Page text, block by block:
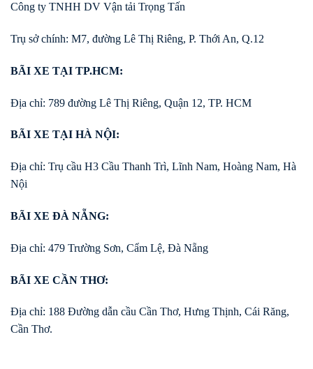
Công ty TNHH DV Vận tải Trọng Tấn
Trụ sở chính: M7, đường Lê Thị Riêng, P. Thới An, Q.12
BÃI XE TẠI TP.HCM:
Địa chỉ: 789 đường Lê Thị Riêng, Quận 12, TP. HCM
BÃI XE TẠI HÀ NỘI:
Địa chỉ: Trụ cầu H3 Cầu Thanh Trì, Lĩnh Nam, Hoàng Nam, Hà
Nội
BÃI XE ĐÀ NẴNG:
Địa chỉ: 479 Trường Sơn, Cẩm Lệ, Đà Nẵng
BÃI XE CẦN THƠ:
Địa chỉ: 188 Đường dẫn cầu Cần Thơ, Hưng Thịnh, Cái Răng,
Cần Thơ.